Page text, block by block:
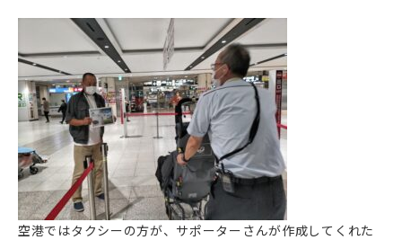
空港ではタクシーの方が、サポーターさんが作成してくれた